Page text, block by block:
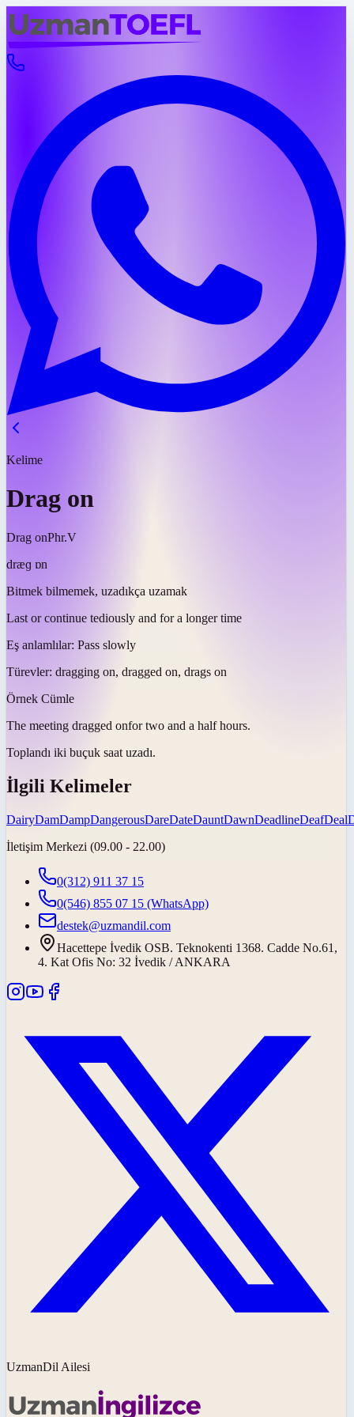
Kelime
Drag on
Drag onPhr.V
dræɡ ɒn
Bitmek bilmemek, uzadıkça uzamak
Last or continue tediously and for a longer time
Eş anlamlılar: Pass slowly
Türevler: dragging on, dragged on, drags on
Örnek Cümle
The meeting dragged onfor two and a half hours.
Toplandı iki buçuk saat uzadı.
İlgili Kelimeler
DairyDamDampDangerousDareDateDauntDawnDeadlineDeafDeal
İletişim Merkezi (09.00 - 22.00)
0(312) 911 37 15
0(546) 855 07 15 (WhatsApp)
destek@uzmandil.com
Hacettepe İvedik OSB. Teknokenti 1368. Cadde No.61,
4. Kat Ofis No: 32 İvedik / ANKARA
UzmanDil Ailesi